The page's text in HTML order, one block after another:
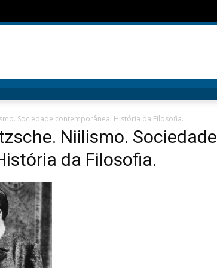
Sociedade contemporânea. História da Filosofia.
Niilismo. Sociedade
da Filosofia.